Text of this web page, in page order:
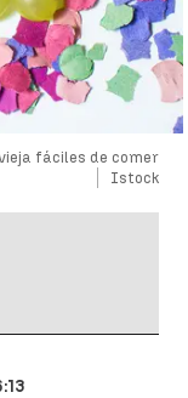
fáciles de comer
Istock